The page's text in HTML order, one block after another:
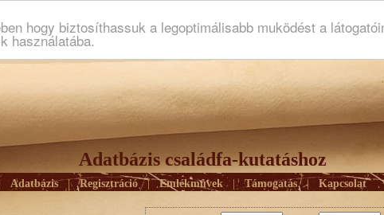
hogy biztosíthassuk a legoptimálisabb muködést a
használatába.
Adatbázis családfa-kutatáshoz
Adatbázis | Regisztráció | Emlékmûvek | Támogatás | Kapcsolat